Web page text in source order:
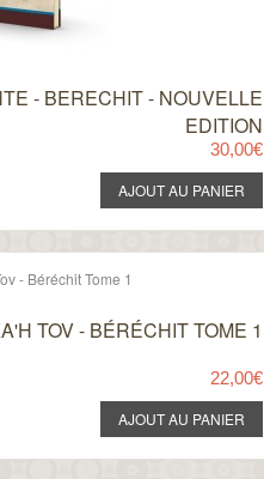
- BERECHIT - NOUVELLE
EDITION
30,00€
TOV - BÉRÉCHIT TOME 1
22,00€